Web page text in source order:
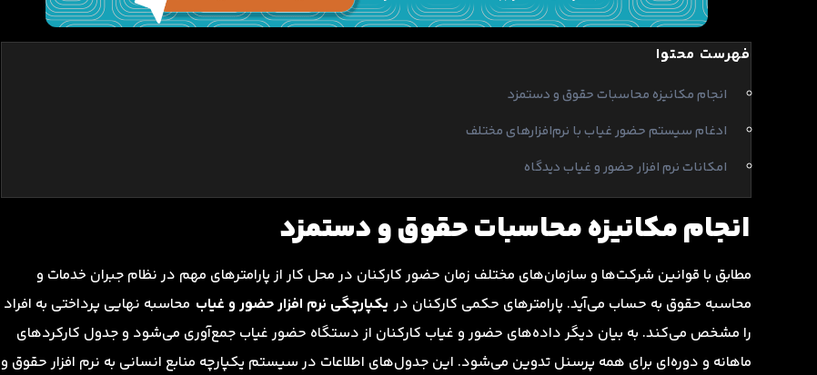
فهرست محتوا
انجام مکانیزه محاسبات حقوق و دستمزد
ادغام سیستم حضور غیاب با نرم‌افزارهای مختلف
امکانات نرم افزار حضور و غیاب دیدگاه
انجام مکانیزه محاسبات حقوق و دستمزد
مطابق با قوانین شرکت‌ها و سازمان‌های مختلف زمان حضور کارکنان در محل کار از پارامترهای مهم در نظام جبران خدمات و
محاسبه حقوق به حساب می‌آید. پارامترهای حکمی کارکنان در یکپارچگی نرم افزار حضور و غیاب محاسبه نهایی پرداختی به افراد
را مشخص می‌کند. به بیان دیگر داده‌های حضور و غیاب کارکنان از دستگاه حضور غیاب جمع‌آوری می‌شود و جدول کارکردهای
ماهانه و دوره‌ای برای همه پرسنل تدوین می‌شود. این جدول‌های اطلاعات در سیستم یکپارچه منابع انسانی به نرم افزار حقوق و